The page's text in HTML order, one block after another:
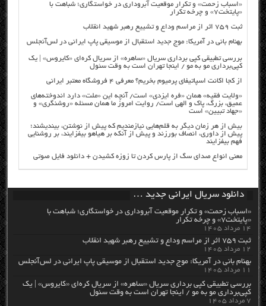
«اسباب زحمت» و تکرار موقعیت آبروداری در خواستگاری؛ شباهت با
«پایتخت۷» و چرخه تکرار
ثبت ۷۵۹ اثر از مراسم وداع و تشییع رهبر شهید انقلاب
بهنام بانی در آمریکا: موج جدید استقبال از موسیقی پاپ ایرانی در لس‌آنجلس
بررسی تطبیقی کپی برداری سریال «ساهره» از سریال کره‌ای «کایروس» | یک
کپی‌برداری مو به مو / اینجا تهران است به وقت سئول
از کجا اکانت اسپاتیفای پرمیوم بخریم؟ معرفی ۴ فروشگاه معتبر ایرانی
«ولایت فقیه» همان «فره ایزدی» است/ آنچه این «ملت» دارد اندوخته‌های
عمیق، بزرگ، پاک و الهی است/ روایت امروز ما همان مسئله «روشنگری» و
«جهاد تبیین» است
بیش از هر زمان دیگر به قلم‌هایی نیازمندیم که پیش از نوشتن، بیندیشند؛
پیش از داوری، انصاف بورزند و پیش از آنکه بر هیاهو بیفزایند، بر روشنایی
فهم بیفزایند
معنی انواع صدای سگ از پارس کردن تا زوزه کشیدن + دانلود فایل صوتی
دانلود سریال ایرانی جدید …
«اسباب زحمت» و تکرار موقعیت آبروداری در خواستگاری؛ شباهت با
«پایتخت۷» و چرخه تکرار
۱۴ مرداد ۱۴۰۵
ثبت ۷۵۹ اثر از مراسم وداع و تشییع رهبر شهید انقلاب
۱۲ مرداد ۱۴۰۵
بهنام بانی در آمریکا: موج جدید استقبال از موسیقی پاپ ایرانی در لس‌آنجلس
۱۱ مرداد ۱۴۰۵
بررسی تطبیقی کپی برداری سریال «ساهره» از سریال کره‌ای «کایروس» | یک
کپی‌برداری مو به مو / اینجا تهران است به وقت سئول
۷ مرداد ۱۴۰۵